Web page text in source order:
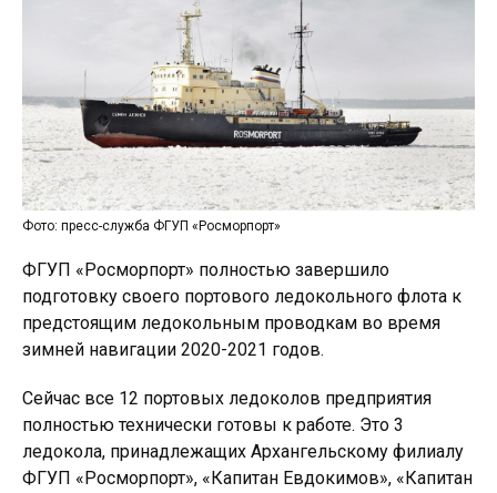
Фото: пресс-служба ФГУП «Росморпорт»
ФГУП «Росморпорт» полностью завершило
подготовку своего портового ледокольного флота к
предстоящим ледокольным проводкам во время
зимней навигации 2020-2021 годов.
Сейчас все 12 портовых ледоколов предприятия
полностью технически готовы к работе. Это 3
ледокола, принадлежащих Архангельскому филиалу
ФГУП «Росморпорт», «Капитан Евдокимов», «Капитан